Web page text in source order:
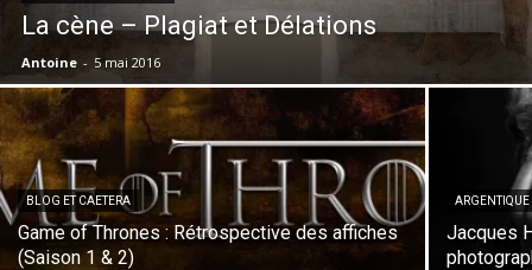
La cène – Plagiat et Délations
Antoine - 5 mai 2016
BLOG ET CAETERA
Game of Thrones : Rétrospective des affiches
(Saison 1 & 2)
ARGENTIQUE
Jacques